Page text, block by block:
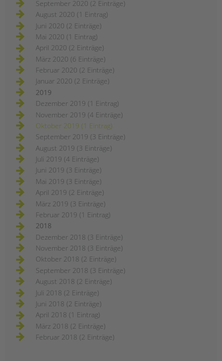
September 2020 (2 Einträge)
August 2020 (1 Eintrag)
Juni 2020 (2 Einträge)
Mai 2020 (1 Eintrag)
April 2020 (2 Einträge)
März 2020 (6 Einträge)
Februar 2020 (2 Einträge)
Januar 2020 (2 Einträge)
2019
Dezember 2019 (1 Eintrag)
November 2019 (4 Einträge)
Oktober 2019 (1 Eintrag)
September 2019 (3 Einträge)
August 2019 (3 Einträge)
Juli 2019 (4 Einträge)
Juni 2019 (3 Einträge)
Mai 2019 (3 Einträge)
April 2019 (2 Einträge)
März 2019 (3 Einträge)
Februar 2019 (1 Eintrag)
2018
Dezember 2018 (3 Einträge)
November 2018 (3 Einträge)
Oktober 2018 (2 Einträge)
September 2018 (3 Einträge)
August 2018 (2 Einträge)
Juli 2018 (2 Einträge)
Juni 2018 (2 Einträge)
April 2018 (1 Eintrag)
März 2018 (2 Einträge)
Februar 2018 (2 Einträge)